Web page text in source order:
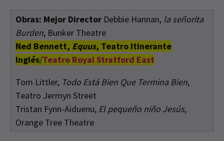
Obras: Mejor Director Debbie Hannan, la señorita
Burden, Bunker Theatre
Ned Bennett, Equus, Teatro Itinerante
Inglés/Teatro Royal Stratford East
Tom Littler, Todo Está Bien Que Termina Bien,
Teatro Jermyn Street
Tristan Fynn-Aiduenu, El pequeño niño Jesús,
Orange Tree Theatre